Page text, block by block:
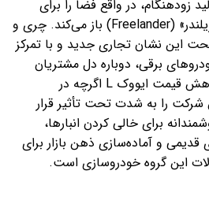
زودهنگام، در واقع فضا را برای
متولد شدن برند جدید «فریلندر» (Freelander) باز می‌کند. چری و
این نشان تجاری جدید و با تمرکز
برقی، دوباره دل مشتریان
چینی را به دست آورند. کاهش قیمت ایووک L اگرچه در
را به شدت تحت تأثیر قرار
برای خالی کردن انبارها،
و آماده‌سازی ذهن بازار برای
این گروه خودروسازی است.